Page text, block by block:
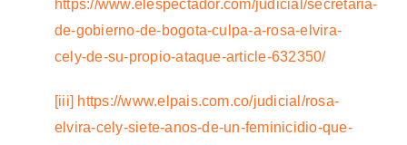
https://www.elespectador.com/judicial/secretaria-
de-gobierno-de-bogota-culpa-a-rosa-elvira-
cely-de-su-propio-ataque-article-632350/
[iii] https://www.elpais.com.co/judicial/rosa-
elvira-cely-siete-anos-de-un-feminicidio-que-